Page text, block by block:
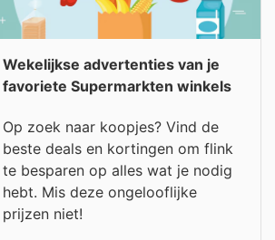
Wekelijkse advertenties van je
favoriete Supermarkten winkels
Op zoek naar koopjes? Vind de
beste deals en kortingen om flink
te besparen op alles wat je nodig
hebt. Mis deze ongelooflijke
prijzen niet!